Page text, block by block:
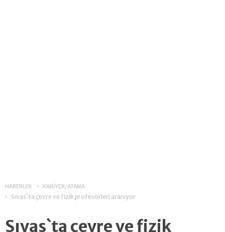
HABERLER KARİYER/ATAMA
Sıvas`ta çevre ve fizik profesörleri aranıyor
Sıvas`ta çevre ve fizik